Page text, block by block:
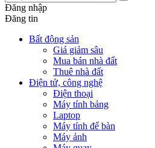
Đăng nhập
Đăng tin
Bất động sản
Giá giảm sâu
Mua bán nhà đất
Thuê nhà đất
Điện tử, công nghệ
Điện thoại
Máy tính bảng
Laptop
Máy tính để bàn
Máy ảnh